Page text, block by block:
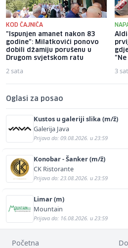
KOD ČAJNIČA
"Ispunjen amanet nakon 83
godine": Milatkovići ponovo
dobili džamiju porušenu u
Drugom svjetskom ratu
2 sata 3
Oglasi za posao
Kustos u galeriji slika (m/ž)
Galerija Java
Prijava do: 09.08.2026. u 23:59
Konobar - Šanker (m/ž)
CK Ristorante
Prijava do: 23.08.2026. u 23:59
Limar (m)
Mountain
Prijava do: 16.08.2026. u 23:59
Početna